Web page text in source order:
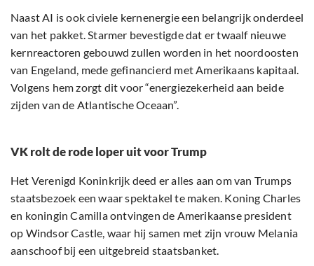
Naast AI is ook civiele kernenergie een belangrijk onderdeel
van het pakket. Starmer bevestigde dat er twaalf nieuwe
kernreactoren gebouwd zullen worden in het noordoosten
van Engeland, mede gefinancierd met Amerikaans kapitaal.
Volgens hem zorgt dit voor “energiezekerheid aan beide
zijden van de Atlantische Oceaan”.
VK rolt de rode loper uit voor Trump
Het Verenigd Koninkrijk deed er alles aan om van Trumps
staatsbezoek een waar spektakel te maken. Koning Charles
en koningin Camilla ontvingen de Amerikaanse president
op Windsor Castle, waar hij samen met zijn vrouw Melania
aanschoof bij een uitgebreid staatsbanket.